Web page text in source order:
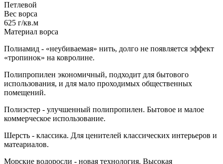
Петлевой
Вес ворса
625 г/кв.м
Материал ворса
Полиамид - «неубиваемая» нить, долго не появляется эффект
«тропинок» на ковролине.
Полипропилен экономичный, подходит для бытового
использования, и для мало проходимых общественных
помещений.
Полиэстер - улучшенный полипропилен. Бытовое и малое
коммерческое использование.
Шерсть - классика. Для ценителей классических интерьеров и
матеариалов.
Морские водоросли - новая технология. Высокая